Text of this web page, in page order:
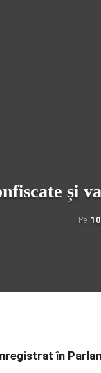
și
Pe
în